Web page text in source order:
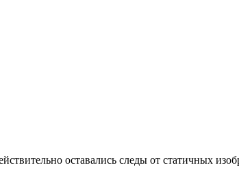
оставались следы от статичных